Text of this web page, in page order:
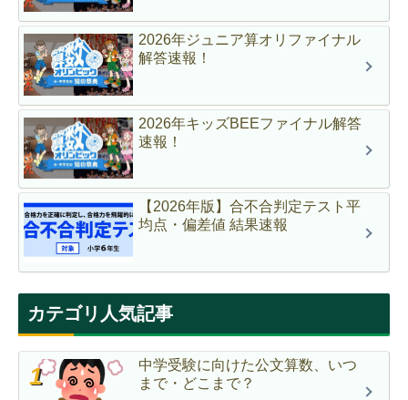
2026年ジュニア算オリファイナル
解答速報！
2026年キッズBEEファイナル解答
速報！
【2026年版】合不合判定テスト平
均点・偏差値 結果速報
カテゴリ人気記事
中学受験に向けた公文算数、いつ
まで・どこまで？